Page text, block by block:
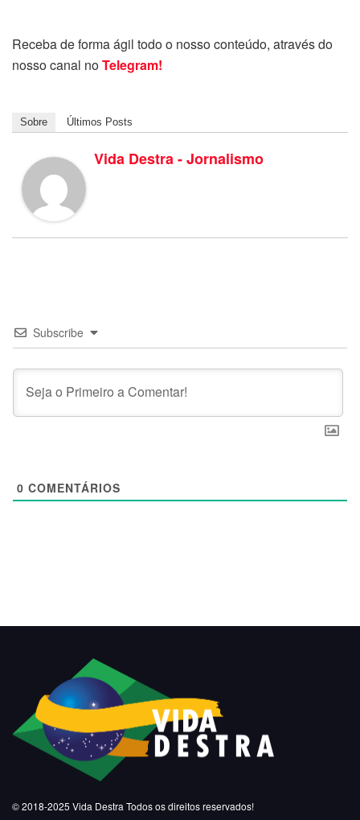
Receba de forma ágil todo o nosso conteúdo, através do
nosso canal noTelegram!
Sobre Últimos Posts
Vida Destra - Jornalismo
Subscribe
0 COMENTÁRIOS
© 2018-2025 Vida Destra Todos os direitos reservados!